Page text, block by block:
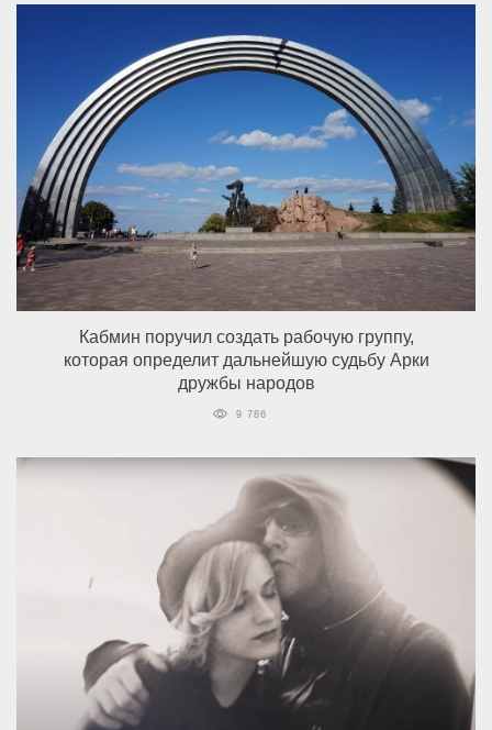
Кабмин поручил создать рабочую группу,
которая определит дальнейшую судьбу Арки
дружбы народов
9 786